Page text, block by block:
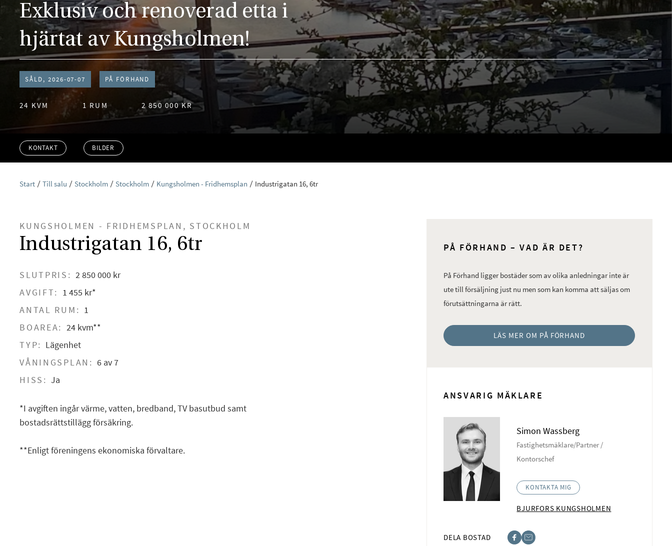
Exklusiv och renoverad etta i
hjärtat av Kungsholmen!
SÅLD, 2026-07-07 PÅ FÖRHAND
24 KVM 1 RUM 2 850 000 KR
KONTAKT BILDER
Start Till salu Stockholm Stockholm Kungsholmen - Fridhemsplan Industrigatan 16, 6tr
KUNGSHOLMEN - FRIDHEMSPLAN, STOCKHOLM
Industrigatan 16, 6tr
SLUTPRIS: 2 850 000 kr
AVGIFT:
1 455 kr*
ANTAL RUM: 1
BOAREA: 24 kvm**
TYP: Lägenhet
VÅNINGSPLAN: 6 av 7
HISS: Ja
*I avgiften ingår värme, vatten, bredband, TV basutbud samt
bostadsrättstillägg försäkring.
**Enligt föreningens ekonomiska förvaltare.
PÅ FÖRHAND – VAD ÄR DET?
På Förhand ligger bostäder som av olika anledningar inte är
ute till försäljning just nu men som kan komma att säljas om
förutsättningarna är rätt.
LÄS MER OM PÅ FÖRHAND
ANSVARIG MÄKLARE
Simon Wassberg
Fastighetsmäklare/Partner /
Kontorschef
KONTAKTA MIG
BJURFORS KUNGSHOLMEN
DELA BOSTAD